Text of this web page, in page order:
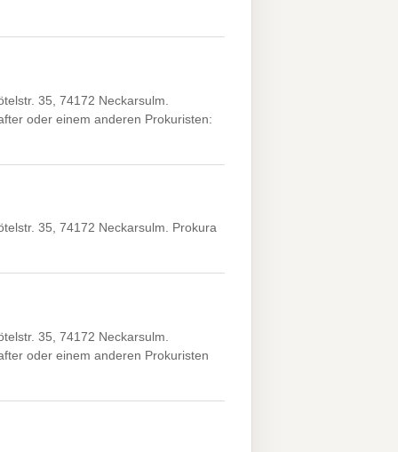
35, 74172 Neckarsulm.
oder einem anderen Prokuristen:
35, 74172 Neckarsulm. Prokura
35, 74172 Neckarsulm.
oder einem anderen Prokuristen